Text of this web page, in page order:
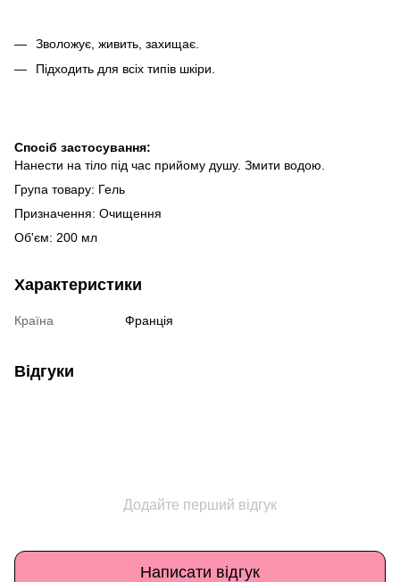
Зволожує, живить, захищає.
Підходить для всіх типів шкіри.
Спосіб застосування:
Нанести на тіло під час прийому душу. Змити водою.
Група товару: Гель
Призначення: Очищення
Об'єм: 200 мл
Характеристики
Країна Франція
Відгуки
Додайте перший відгук
Написати відгук